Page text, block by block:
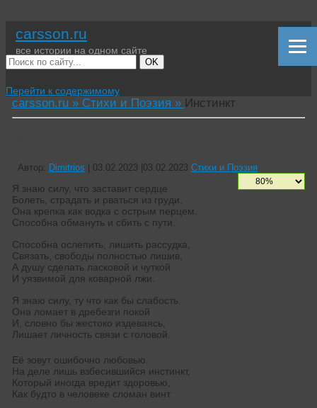
carsson.ru
все истории на одном сайте
OK
Перейти к содержимому
carsson.ru » Стихи и Поэзия » Инстинкт
Автор: Dimitrios | 03.02.2023 |03.02.2023 Стихи и Поэзия
Я знаю силу, что заставит сердце
Болеть, страдать и рваться из груди,
Она крепка как водка с острым перцем.
Способна обмануть и сбить с пути.
Способна ослепить, лишить рассудка,
Связать, свободы полностью лишив,
А душу сделать ласковой и чуткой
И уязвимой для коварной лжи.
Я знаю силу, ту что как бы слабость.
Она ломает в дребезги покой
И, словно бы жестоко издеваясь,
Лишает личность связи с головой.
Её зовут ошибочно любовью.
На деле лишь взбесившийся инстинкт,
Который иногда вредит здоровью,
Как будто в человеке сломан винт